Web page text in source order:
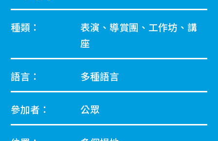
種類：
表演、導賞團、工作坊、講
座
語言： 多種語言
參加者： 公眾